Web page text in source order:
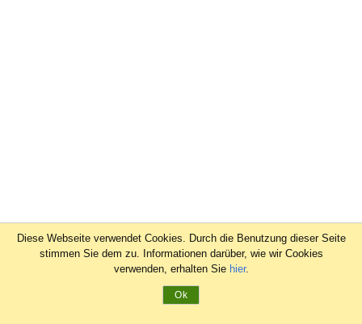
Diese Webseite verwendet Cookies. Durch die Benutzung dieser Seite
stimmen Sie dem zu. Informationen darüber, wie wir Cookies
verwenden, erhalten Sie hier.
Ok